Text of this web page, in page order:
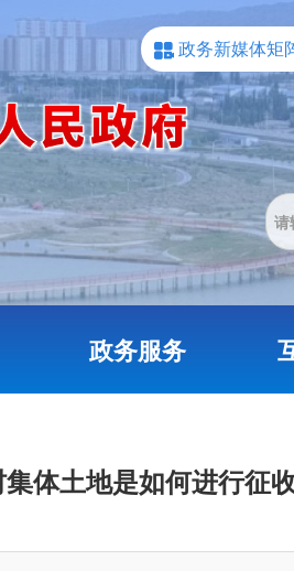
政务新媒体矩
政务服务
体土地是如何进行征